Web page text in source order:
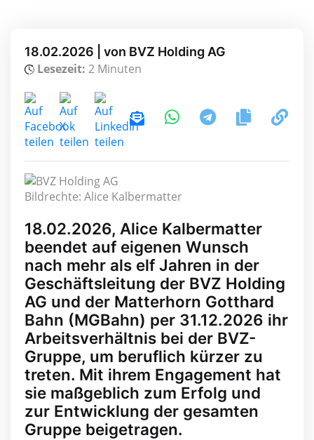
18.02.2026 | von BVZ Holding AG
Lesezeit: 2 Minuten
Bildrechte: Alice Kalbermatter
18.02.2026, Alice Kalbermatter
beendet auf eigenen Wunsch
nach mehr als elf Jahren in der
Geschäftsleitung der BVZ Holding
AG und der Matterhorn Gotthard
Bahn (MGBahn) per 31.12.2026 ihr
Arbeitsverhältnis bei der BVZ-
Gruppe, um beruflich kürzer zu
treten. Mit ihrem Engagement hat
sie maßgeblich zum Erfolg und
zur Entwicklung der gesamten
Gruppe beigetragen.